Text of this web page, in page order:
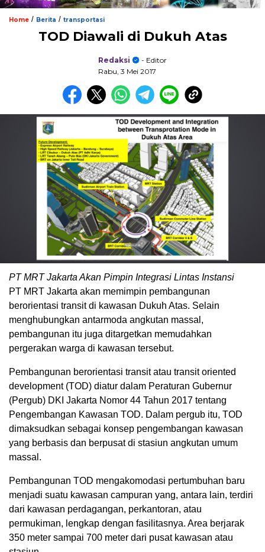
Home / Berita / transportasi
TOD Diawali di Dukuh Atas
Redaksi
- Editor
Rabu, 3 Mei 2017
PT MRT Jakarta Akan Pimpin Integrasi Lintas Instansi
PT MRT Jakarta akan memimpin pembangunan
berorientasi transit di kawasan Dukuh Atas. Selain
menghubungkan antarmoda angkutan massal,
pembangunan itu juga ditargetkan memudahkan
pergerakan warga di kawasan tersebut.
Pembangunan berorientasi transit atau transit oriented
development (TOD) diatur dalam Peraturan Gubernur
(Pergub) DKI Jakarta Nomor 44 Tahun 2017 tentang
Pengembangan Kawasan TOD. Dalam pergub itu, TOD
dimaksudkan sebagai konsep pengembangan kawasan
yang berbasis dan berpusat di stasiun angkutan umum
massal.
Pembangunan TOD mengakomodasi pertumbuhan baru
menjadi suatu kawasan campuran yang, antara lain, terdiri
dari kawasan perdagangan, perkantoran, atau
permukiman, lengkap dengan fasilitasnya. Area berjarak
350 meter sampai 700 meter dari pusat kawasan atau